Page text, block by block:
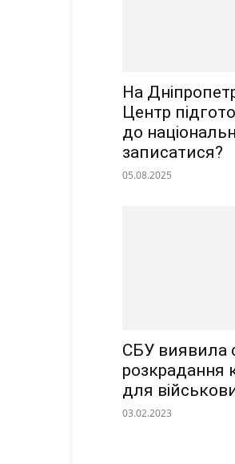
На
Центр
до
записатися?
05.08.2025
СБУ виявила
розкрадання
для
03.02.2023